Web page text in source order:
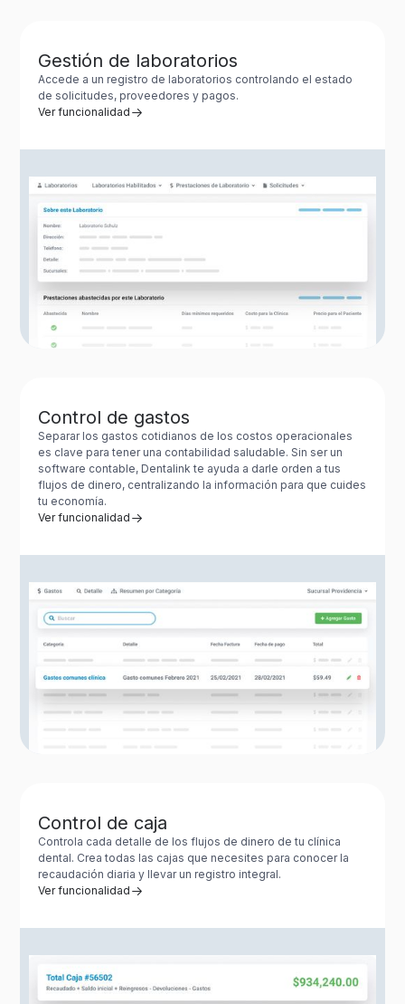
Gestión de laboratorios
Accede a un registro de laboratorios controlando el estado
de solicitudes, proveedores y pagos.
Ver funcionalidad
Control de gastos
Separar los gastos cotidianos de los costos operacionales
es clave para tener una contabilidad saludable. Sin ser un
software contable, Dentalink te ayuda a darle orden a tus
flujos de dinero, centralizando la información para que cuides
tu economía.
Ver funcionalidad
Control de caja
Controla cada detalle de los flujos de dinero de tu clínica
dental. Crea todas las cajas que necesites para conocer la
recaudación diaria y llevar un registro integral.
Ver funcionalidad